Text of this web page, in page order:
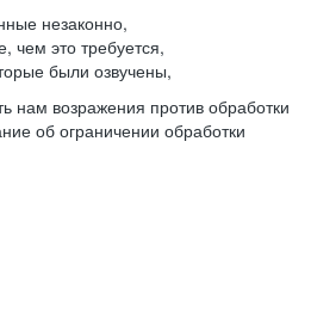
незаконно,
чем это требуется,
были озвучены,
нам возражения против обработки
об ограничении обработки